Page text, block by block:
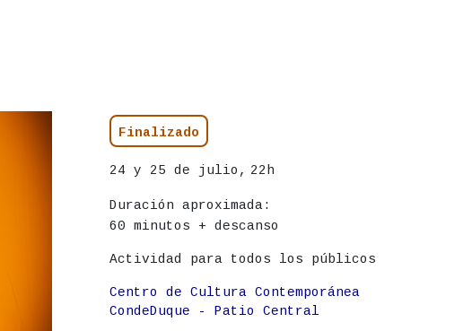
Información del evento
Estado
Finalizado
Fecha
24 y 25 de julio, 22h
Duración aproximada:
60 minutos + descanso
Actividad para todos los públicos
Lugar
Centro de Cultura Contemporánea
CondeDuque - Patio Central